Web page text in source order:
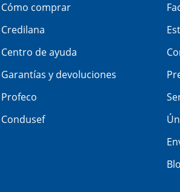
Cómo comprar
Credilana
Centro de ayuda
Garantías y devoluciones
Profeco
Condusef